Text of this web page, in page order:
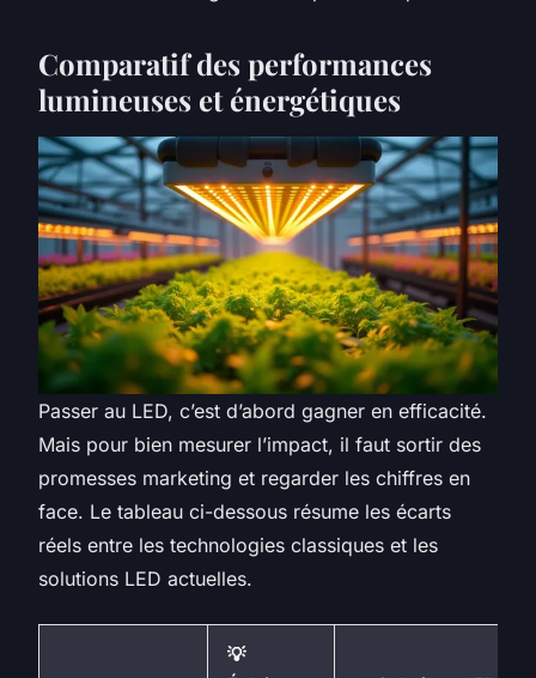
Comparatif des performances
lumineuses et énergétiques
Passer au LED, c’est d’abord gagner en efficacité.
Mais pour bien mesurer l’impact, il faut sortir des
promesses marketing et regarder les chiffres en
face. Le tableau ci-dessous résume les écarts
réels entre les technologies classiques et les
solutions LED actuelles.
💡